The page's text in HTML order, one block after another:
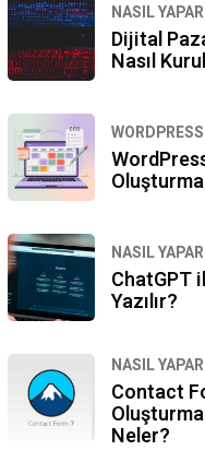
NASIL
Dijital
Nasıl
WORDPRESS
NASIL
ChatGPT
Yazılır?
NASIL
Contact
Neler?